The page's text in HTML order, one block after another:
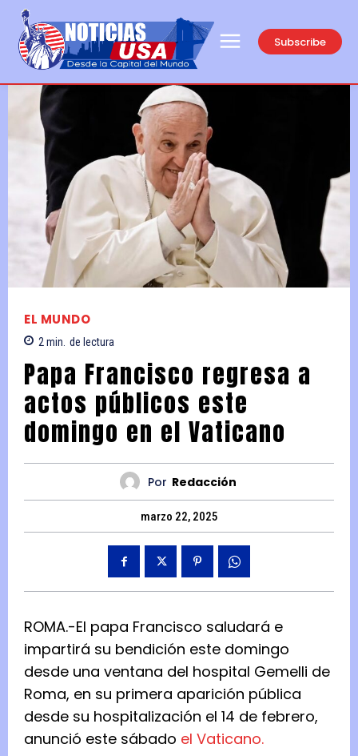
Subscribe
EL MUNDO
2min. de lectura
Papa Francisco regresa a
actos públicos este
domingo en el Vaticano
Por Redacción
marzo 22, 2025
ROMA.-El papa Francisco saludará e
impartirá su bendición este domingo
desde una ventana del hospital Gemelli de
Roma, en su primera aparición pública
desde su hospitalización el 14 de febrero,
anunció este sábado el Vaticano.